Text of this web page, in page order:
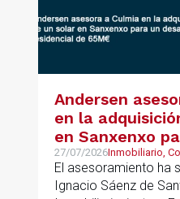
Andersen
en la
en Sanxenxo
desarrollo
65M€
27/07/2026Inmobiliario,
Urbanismo
El asesoramiento ha
Ignacio Sáenz de